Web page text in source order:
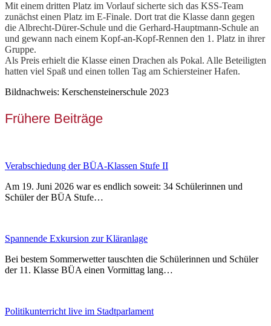
Mit einem dritten Platz im Vorlauf sicherte sich das KSS-Team
zunächst einen Platz im E-Finale. Dort trat die Klasse dann gegen
die Albrecht-Dürer-Schule und die Gerhard-Hauptmann-Schule an
und gewann nach einem Kopf-an-Kopf-Rennen den 1. Platz in ihrer
Gruppe.
Als Preis erhielt die Klasse einen Drachen als Pokal. Alle Beteiligten
hatten viel Spaß und einen tollen Tag am Schiersteiner Hafen.
Bildnachweis: Kerschensteinerschule 2023
Frühere Beiträge
Verabschiedung der BÜA-Klassen Stufe II
Am 19. Juni 2026 war es endlich soweit: 34 Schülerinnen und
Schüler der BÜA Stufe…
Spannende Exkursion zur Kläranlage
Bei bestem Sommerwetter tauschten die Schülerinnen und Schüler
der 11. Klasse BÜA einen Vormittag lang…
Politikunterricht live im Stadtparlament